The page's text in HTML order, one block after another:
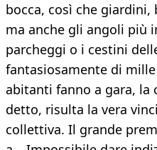
bocca, così che
ma anche gli angoli più
parcheggi o i cestini
fantasiosamente di
abitanti fanno a gara, la
detto, risulta la vera
collettiva. Il grande